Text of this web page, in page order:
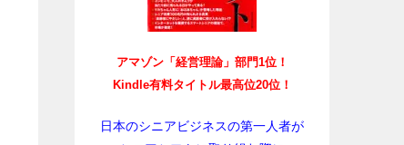
アマゾン「経営理論」部門1位！
Kindle有料タイトル最高位20位！
日本のシニアビジネスの第一人者が